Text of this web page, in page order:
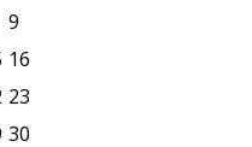
9
16
23
30